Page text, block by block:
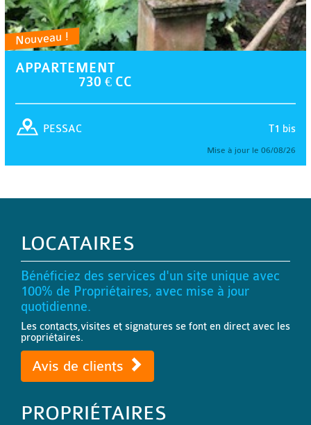
Nouveau !
APPARTEMENT
730 € CC
T1 bis
PESSAC
Mise à jour le 06/08/26
LOCATAIRES
Bénéficiez des services d'un site unique avec
100% de Propriétaires, avec mise à jour
quotidienne.
Les contacts,visites et signatures se font en direct avec les
propriétaires.
Avis de clients
PROPRIÉTAIRES